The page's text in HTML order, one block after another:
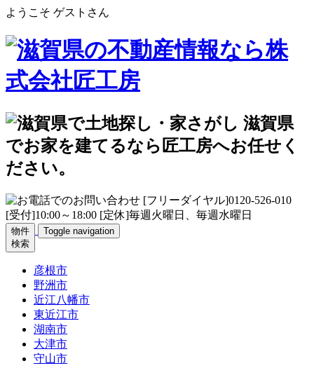
ようこそ ゲストさん
物件
検索
Toggle navigation
彦根市
野洲市
近江八幡市
東近江市
湖南市
大津市
守山市